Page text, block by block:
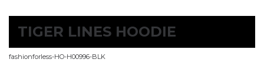
TIGER LINES HOODIE
fashionforless-HO-H00996-BLK